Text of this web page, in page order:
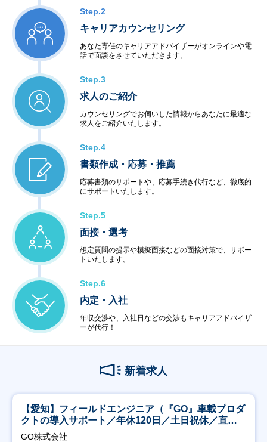
Step.2
キャリアカウンセリング
あなた専任のキャリアアドバイザーがオンラインや電
話で面談をさせていただきます。
Step.3
求人のご紹介
カウンセリングでお伺いした情報からあなたに最適な
求人をご紹介いたします。
Step.4
書類作成・応募・推薦
応募書類のサポートや、応募手続き代行など、徹底的
にサポートいたします。
Step.5
面接・選考
想定質問の提示や模擬面接などの面接対策で、サポー
トいたします。
Step.6
内定・入社
年収交渉や、入社日などの交渉もキャリアアドバイザ
ーが代行！
新着求人
【愛知】フィールドエンジニア（『GO』車載プロダ
クトの導入サポート／年休120日／土日祝休／直行
直帰
GO株式会社